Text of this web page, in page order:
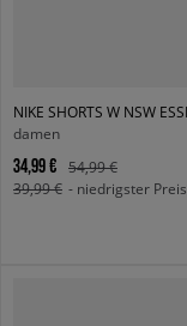
damen
34,99 €
54,99 €
39,99 € - niedrigster Preis